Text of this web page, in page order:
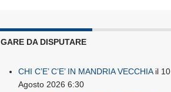
GARE DA DISPUTARE
CHI C’E’ C’E’ IN MANDRIA VECCHIAil 10
Agosto 2026 6:30